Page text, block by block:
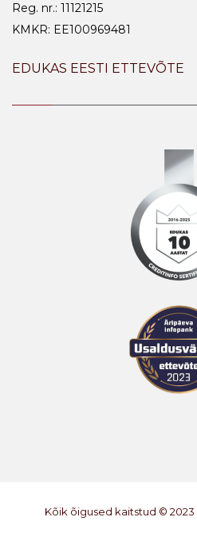
Reg. nr.: 11121215
KMKR: EE100969481
EDUKAS EESTI ETTEVÕTE
Kõik õigused kaitstud © 2023